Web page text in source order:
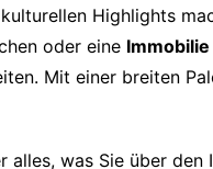
Highlights
oder eine Immobilie
Mit einer breiten
alles, was Sie über